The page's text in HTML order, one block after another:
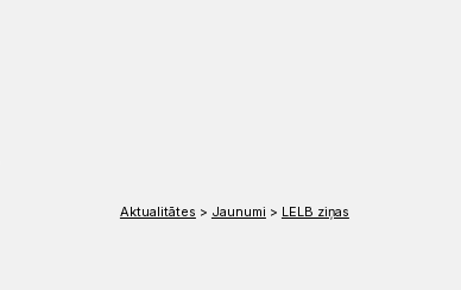
Aktualitātes > Jaunumi > LELB ziņas